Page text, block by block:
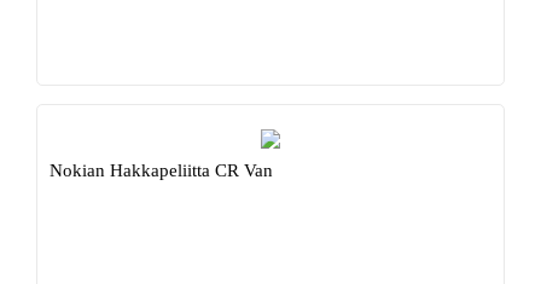
Nokian Hakkapeliitta CR Van